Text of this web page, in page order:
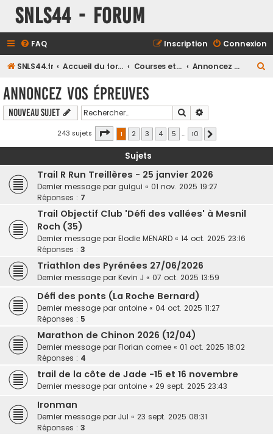
SNLS44 - Forum
FAQ Connexion
Inscription
SNLS44.fr Accueil du forum Courses et compétitions Annoncez vos épreuves
r
Annoncez vos épreuves
Nouveau sujet Rechercher
243 sujets Page 1sur10
1 2 3 4 5 … 10
Sujets
Trail R Run Treillères - 25 janvier 2026
Dernier message par guigui « 01 nov. 2025 19:27
Réponses : 7
Trail Objectif Club 'Défi des vallées' à Mesnil
Roch (35)
Dernier message par Elodie MENARD « 14 oct. 2025 23:16
Réponses : 3
Triathlon des Pyrénées 27/06/2026
Dernier message par Kevin J « 07 oct. 2025 13:59
Défi des ponts (La Roche Bernard)
Dernier message par antoine « 04 oct. 2025 11:27
Réponses : 5
Marathon de Chinon 2026 (12/04)
Dernier message par Florian cornee « 01 oct. 2025 18:02
Réponses : 4
trail de la côte de Jade -15 et 16 novembre
Dernier message par antoine « 29 sept. 2025 23:43
Ironman
Dernier message par Jul « 23 sept. 2025 08:31
Réponses : 3